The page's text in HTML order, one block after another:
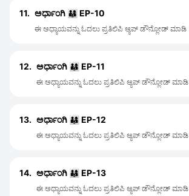
11. ಅರ್ಧಾಂಗಿ 👨‍👩‍👦 EP-10
ಈ ಅಧ್ಯಾಯವನ್ನು ಓದಲು ಪ್ರತಿಲಿಪಿ ಆ್ಯಪ್ ಡೌನ್ಲೋಡ್ ಮಾಡಿ
12. ಅರ್ಧಾಂಗಿ 👨‍👩‍👦 EP-11
ಈ ಅಧ್ಯಾಯವನ್ನು ಓದಲು ಪ್ರತಿಲಿಪಿ ಆ್ಯಪ್ ಡೌನ್ಲೋಡ್ ಮಾಡಿ
13. ಅರ್ಧಾಂಗಿ 👨‍👩‍👦 EP-12
ಈ ಅಧ್ಯಾಯವನ್ನು ಓದಲು ಪ್ರತಿಲಿಪಿ ಆ್ಯಪ್ ಡೌನ್ಲೋಡ್ ಮಾಡಿ
14. ಅರ್ಧಾಂಗಿ 👨‍👩‍👦 EP-13
ಈ ಅಧ್ಯಾಯವನ್ನು ಓದಲು ಪ್ರತಿಲಿಪಿ ಆ್ಯಪ್ ಡೌನ್ಲೋಡ್ ಮಾಡಿ